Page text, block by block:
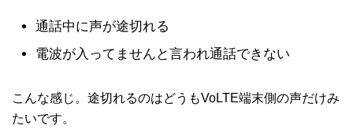
通話中に声が途切れる
電波が入ってませんと言われ通話できない
こんな感じ。途切れるのはどうもVoLTE端末側の声だけみ
たいです。